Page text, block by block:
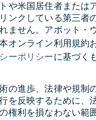
や米国居住者または
ンクしている第三者
ません。アボット・
オンライン利用規約
ーポリシーに基づく
の進歩、法律や規制
を反映するために、
権利を損なわない範